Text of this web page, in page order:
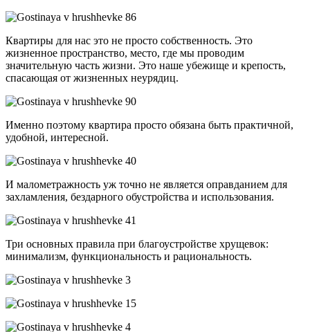
Квартиры для нас это не просто собственность. Это
жизненное пространство, место, где мы проводим
значительную часть жизни. Это наше убежище и крепость,
спасающая от жизненных неурядиц.
Именно поэтому квартира просто обязана быть практичной,
удобной, интересной.
И малометражность уж точно не является оправданием для
захламления, бездарного обустройства и использования.
Три основных правила при благоустройстве хрущевок:
минимализм, функциональность и рациональность.